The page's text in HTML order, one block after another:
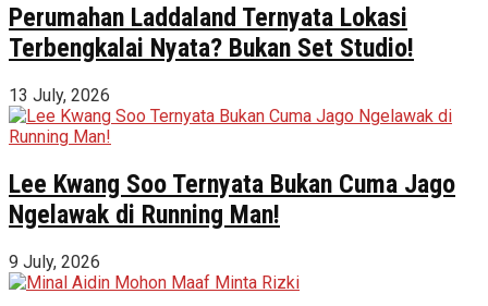
Perumahan Laddaland Ternyata Lokasi
Terbengkalai Nyata? Bukan Set Studio!
13 July, 2026
Lee Kwang Soo Ternyata Bukan Cuma Jago
Ngelawak di Running Man!
9 July, 2026